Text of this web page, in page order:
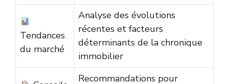
Tendances
du marché
Analyse des évolutions
récentes et facteurs
déterminants de la chronique
immobilier
Recommandations pour